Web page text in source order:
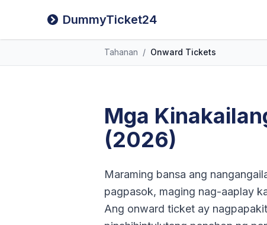
DummyTicket24
Tahanan / Onward Tickets
Mga
(2026)
Maraming bansa ang
pagpasok, maging nag-aaplay
Ang onward ticket ay